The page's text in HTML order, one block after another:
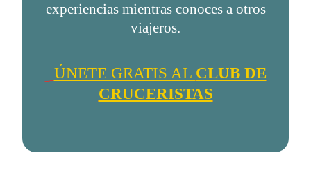
experiencias mientras conoces a otros
viajeros.
ÚNETE GRATIS AL CLUB DE
CRUCERISTAS